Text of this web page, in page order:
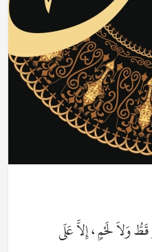
وَلاَ لَحْمٍ ، إِلاَّ عَلَى